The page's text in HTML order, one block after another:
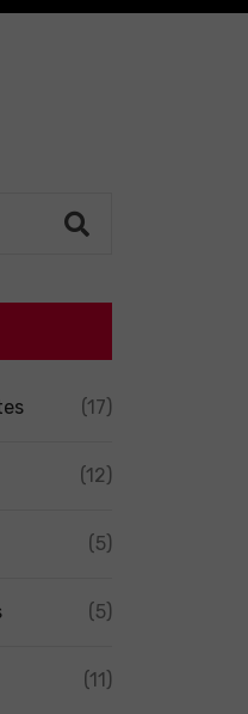
(17)
(12)
(5)
(5)
(11)